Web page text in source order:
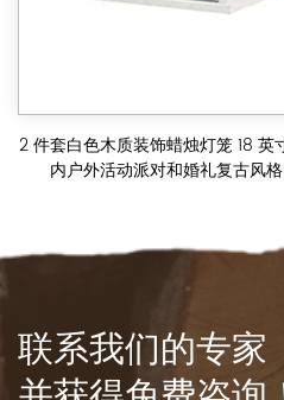
2 件套白色木质装饰蜡烛灯笼 18 英
内户外活动派对和婚礼复古风
联系我们的专家